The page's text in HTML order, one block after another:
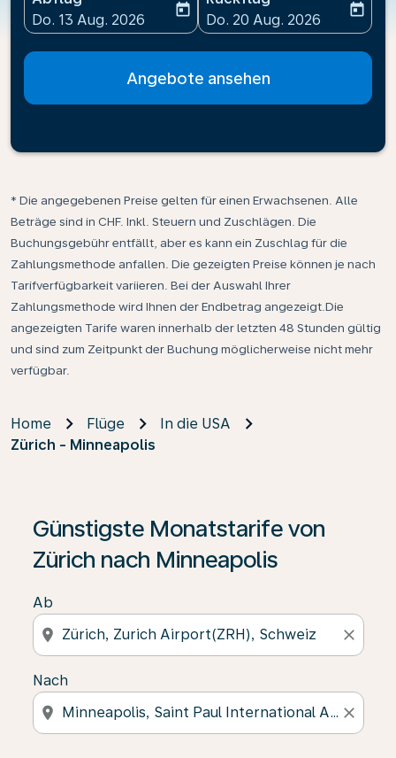
fc-booking-departure-date-aria-label
Do. 13 Aug. 2026
today
fc-booking-return-date-
Do. 20 Aug. 2026
today
Angebote ansehen
* Die angegebenen Preise gelten für einen Erwachsenen. Alle
Beträge sind in CHF. Inkl. Steuern und Zuschlägen. Die
Buchungsgebühr entfällt, aber es kann ein Zuschlag für die
Zahlungsmethode anfallen. Die gezeigten Preise können je nach
Tarifverfügbarkeit variieren. Bei der Auswahl Ihrer
Zahlungsmethode wird Ihnen der Endbetrag angezeigt.Die
angezeigten Tarife waren innerhalb der letzten 48 Stunden gültig
und sind zum Zeitpunkt der Buchung möglicherweise nicht mehr
verfügbar.
Home Flüge
In die USA
Zürich - Minneapolis
Günstigste Monatstarife von
Zürich nach Minneapolis
Ab
location_on close
Nach
location_on close